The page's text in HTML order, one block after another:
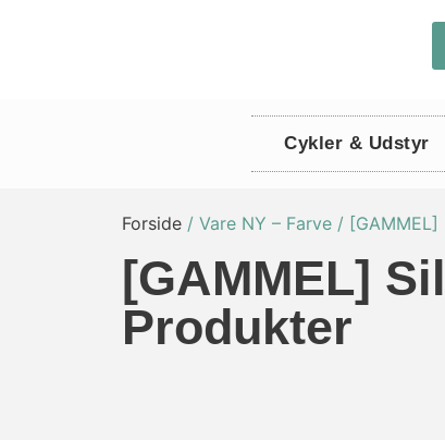
Cykler & Udstyr
Forside / Vare NY – Farve / [GAMMEL]
[GAMMEL]
Produkter